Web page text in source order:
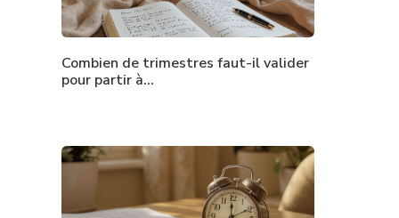
Combien de trimestres faut-il valider
pour partir à…